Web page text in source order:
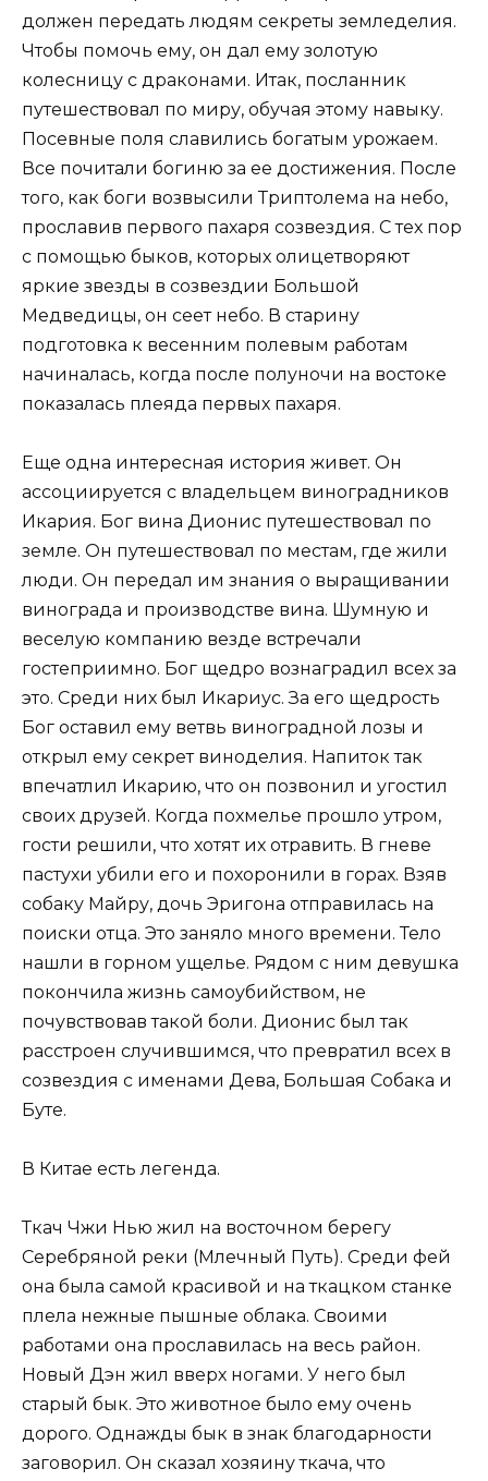
должен передать людям секреты земледелия.
Чтобы помочь ему, он дал ему золотую
колесницу с драконами. Итак, посланник
путешествовал по миру, обучая этому навыку.
Посевные поля славились богатым урожаем.
Все почитали богиню за ее достижения. После
того, как боги возвысили Триптолема на небо,
прославив первого пахаря созвездия. С тех пор
с помощью быков, которых олицетворяют
яркие звезды в созвездии Большой
Медведицы, он сеет небо. В старину
подготовка к весенним полевым работам
начиналась, когда после полуночи на востоке
показалась плеяда первых пахаря.
Еще одна интересная история живет. Он
ассоциируется с владельцем виноградников
Икария. Бог вина Дионис путешествовал по
земле. Он путешествовал по местам, где жили
люди. Он передал им знания о выращивании
винограда и производстве вина. Шумную и
веселую компанию везде встречали
гостеприимно. Бог щедро вознаградил всех за
это. Среди них был Икариус. За его щедрость
Бог оставил ему ветвь виноградной лозы и
открыл ему секрет виноделия. Напиток так
впечатлил Икарию, что он позвонил и угостил
своих друзей. Когда похмелье прошло утром,
гости решили, что хотят их отравить. В гневе
пастухи убили его и похоронили в горах. Взяв
собаку Майру, дочь Эригона отправилась на
поиски отца. Это заняло много времени. Тело
нашли в горном ущелье. Рядом с ним девушка
покончила жизнь самоубийством, не
почувствовав такой боли. Дионис был так
расстроен случившимся, что превратил всех в
созвездия с именами Дева, Большая Собака и
Буте.
В Китае есть легенда.
Ткач Чжи Нью жил на восточном берегу
Серебряной реки (Млечный Путь). Среди фей
она была самой красивой и на ткацком станке
плела нежные пышные облака. Своими
работами она прославилась на весь район.
Новый Дэн жил вверх ногами. У него был
старый бык. Это животное было ему очень
дорого. Однажды бык в знак благодарности
заговорил. Он сказал хозяину ткача, что